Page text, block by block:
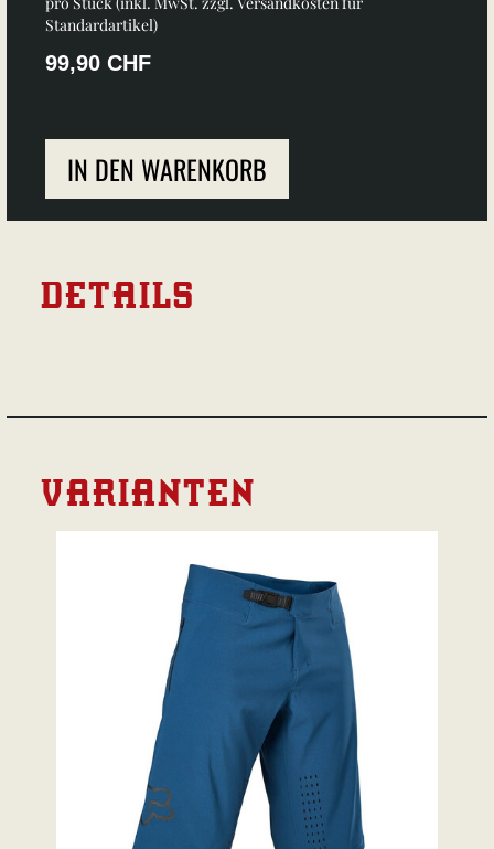
Standardartikel)
99,90 CHF
IN DEN WARENKORB
DETAILS
VARIANTEN